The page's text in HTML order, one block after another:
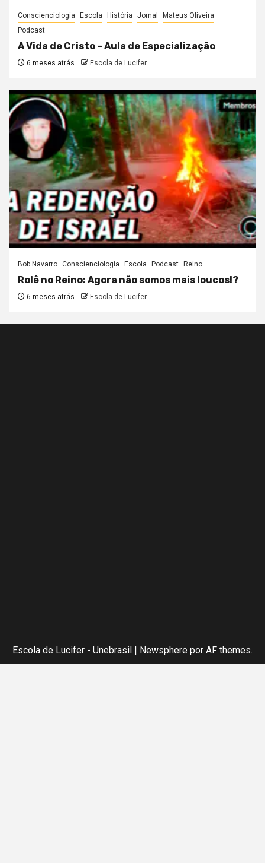
Conscienciologia Escola História Jornal
Mateus Oliveira
Podcast
A Vida de Cristo – Aula de Especialização
6 meses atrás Escola de Lucifer
Bob Navarro Conscienciologia Escola Podcast Reino
Rolê no Reino: Agora não somos mais loucos!?
6 meses atrás Escola de Lucifer
Escola de Lucifer - Unebrasil Newsphere por AF themes.